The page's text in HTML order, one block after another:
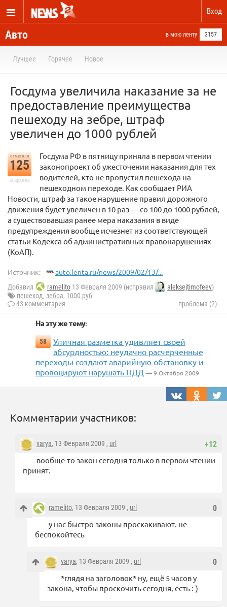
Вход
Авто в мою ленту 3157
Лучшее Горячее Новое
Госдума увеличила наказание за не
предоставление преимущества
пешеходу на зебре, штраф
увеличен до 1000 рублей
отметили
125
в архиве
Госдума РФ в пятницу приняла в первом чтении
законопроект об ужесточении наказания для тех
водителей, кто не пропустил пешехода на
пешеходном переходе. Как сообщает РИА
Новости, штраф за такое нарушение правил дорожного
движения будет увеличен в 10 раз — со 100 до 1000 рублей,
а существовавшая ранее мера наказания в виде
предупреждения вообще исчезнет из соответствующей
статьи Кодекса об административных правонарушениях
(КоАП).
Источник: auto.lenta.ru/news/2009/02/13/...
Добавил ramelito 13 Февраля 2009 (исправил aleksejtimofeev)
пешеход, зебра, 1000 руб
43 комментария
проблема (2)
На эту же тему:
58
Уличная разметка удивляет своей
абсурдностью: неудачно расчерченные
переходы создают аварийную обстановку и
провоцируют нарушать ПДД — 9 Октября 2009
Комментарии участников:
+12
varya, 13 Февраля 2009 , url
вообще-то закон сегодня только в первом чтении
принят.
0
ramelito, 13 Февраля 2009 , url
у нас быстро законы проскакивают. не
беспокойтесь
0
varya, 13 Февраля 2009 , url
*глядя на заголовок* ну, ещё 5 часов у
закона, чтобы проскочить сегодня, есть :-)